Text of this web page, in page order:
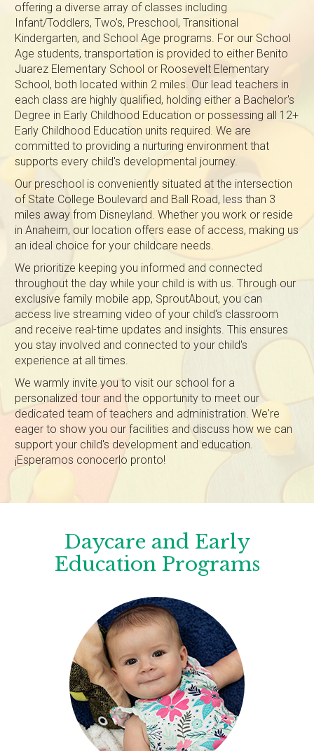
offering a diverse array of classes including
Infant/Toddlers, Two's, Preschool, Transitional
Kindergarten, and School Age programs. For our School
Age students, transportation is provided to either Benito
Juarez Elementary School or Roosevelt Elementary
School, both located within 2 miles. Our lead teachers in
each class are highly qualified, holding either a Bachelor's
Degree in Early Childhood Education or possessing all 12+
Early Childhood Education units required. We are
committed to providing a nurturing environment that
supports every child's developmental journey.
Our preschool is conveniently situated at the intersection
of State College Boulevard and Ball Road, less than 3
miles away from Disneyland. Whether you work or reside
in Anaheim, our location offers ease of access, making us
an ideal choice for your childcare needs.
We prioritize keeping you informed and connected
throughout the day while your child is with us. Through our
exclusive family mobile app, SproutAbout, you can
access live streaming video of your child's classroom
and receive real-time updates and insights. This ensures
you stay involved and connected to your child's
experience at all times.
We warmly invite you to visit our school for a
personalized tour and the opportunity to meet our
dedicated team of teachers and administration. We're
eager to show you our facilities and discuss how we can
support your child's development and education.
¡Esperamos conocerlo pronto!
Daycare and Early
Education Programs